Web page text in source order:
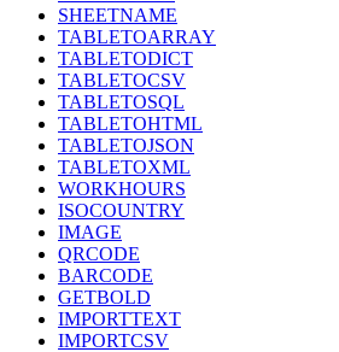
SHEETNAME
TABLETOARRAY
TABLETODICT
TABLETOCSV
TABLETOSQL
TABLETOHTML
TABLETOJSON
TABLETOXML
WORKHOURS
ISOCOUNTRY
IMAGE
QRCODE
BARCODE
GETBOLD
IMPORTTEXT
IMPORTCSV